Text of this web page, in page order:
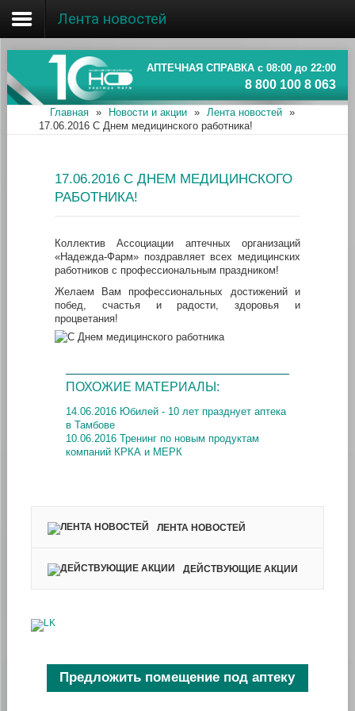
Главная
Об ассоциации
Наши аптеки
Информация
Лента новостей
АПТЕЧНАЯ СПРАВКА с 08:00 до 22:00
8 800 100 8 063
Главная » Новости и акции » Лента новостей
»
17.06.2016 С Днем медицинского работника!
17.06.2016 С ДНЕМ МЕДИЦИНСКОГО
РАБОТНИКА!
Коллектив Ассоциации аптечных организаций
«Надежда­-Фарм» поздравляет всех медицинских
работников с профессиональным праздником!
Желаем Вам профессиональных достижений и
побед, счастья и радости, здоровья и
процветания!
ПОХОЖИЕ МАТЕРИАЛЫ:
14.06.2016 Юбилей - 10 лет празднует аптека
в Тамбове
10.06.2016 Тренинг по новым продуктам
компаний КРКА и МЕРК
ЛЕНТА НОВОСТЕЙ
ДЕЙСТВУЮЩИЕ АКЦИИ
Предложить помещение под аптеку